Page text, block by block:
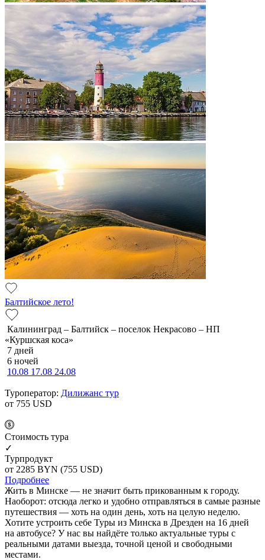
Балтийское лето!
Калининград – Балтийск – поселок Некрасово – НП
«Куршская коса»
7 дней
6 ночей
10.08 17.08 24.08
Туроператор: Дилижанс тур
от 755 USD
Cтоимость тура
✓
Турпродукт
от 2285 BYN (755 USD)
Подробнее
Жить в Минске — не значит быть прикованным к городу.
Наоборот: отсюда легко и удобно отправляться в самые разные
путешествия — хоть на один день, хоть на целую неделю.
Хотите устроить себе Туры из Минска в Дрезден на 16 дней
на автобусе? У нас вы найдёте только актуальные туры с
реальными датами выезда, точной ценой и свободными
местами.